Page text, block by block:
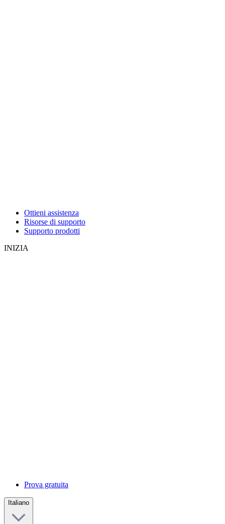
Ottieni assistenza
Risorse di supporto
Supporto prodotti
INIZIA
Prova gratuita
Italiano